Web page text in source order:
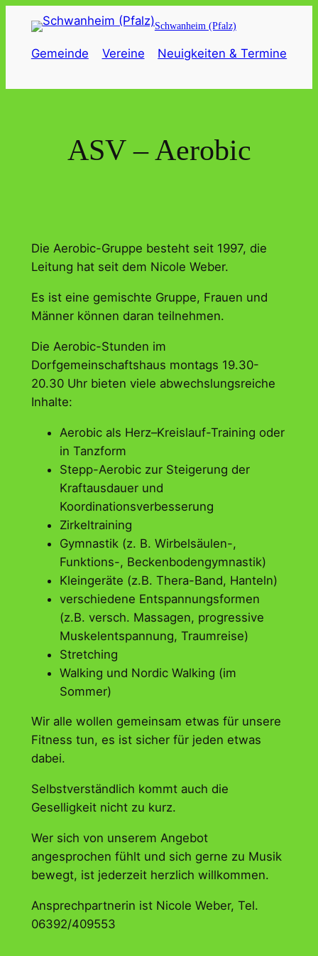
Inhalt
springen
Schwanheim (Pfalz)
Gemeinde Vereine Neuigkeiten & Termine
ASV – Aerobic
Die Aerobic-Gruppe besteht seit 1997, die
Leitung hat seit dem Nicole Weber.
Es ist eine gemischte Gruppe, Frauen und
Männer können daran teilnehmen.
Die Aerobic-Stunden im
Dorfgemeinschaftshaus montags 19.30-
20.30 Uhr bieten viele abwechslungsreiche
Inhalte:
Aerobic als Herz–Kreislauf-Training oder
in Tanzform
Stepp-Aerobic zur Steigerung der
Kraftausdauer und
Koordinationsverbesserung
Zirkeltraining
Gymnastik (z. B. Wirbelsäulen-,
Funktions-, Beckenbodengymnastik)
Kleingeräte (z.B. Thera-Band, Hanteln)
verschiedene Entspannungsformen
(z.B. versch. Massagen, progressive
Muskelentspannung, Traumreise)
Stretching
Walking und Nordic Walking (im
Sommer)
Wir alle wollen gemeinsam etwas für unsere
Fitness tun, es ist sicher für jeden etwas
dabei.
Selbstverständlich kommt auch die
Geselligkeit nicht zu kurz.
Wer sich von unserem Angebot
angesprochen fühlt und sich gerne zu Musik
bewegt, ist jederzeit herzlich willkommen.
Ansprechpartnerin ist Nicole Weber, Tel.
06392/409553